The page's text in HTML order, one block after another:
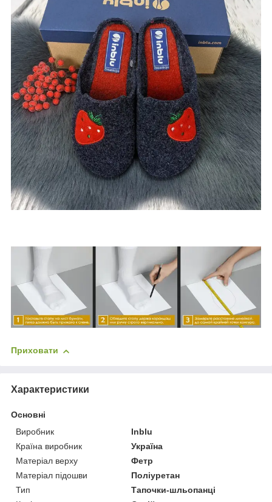
Приховати
Характеристики
Основні
Виробник
Inblu
Країна виробник
Україна
Матеріал верху
Фетр
Матеріал підошви
Поліуретан
Тип
Тапочки-шльопанці